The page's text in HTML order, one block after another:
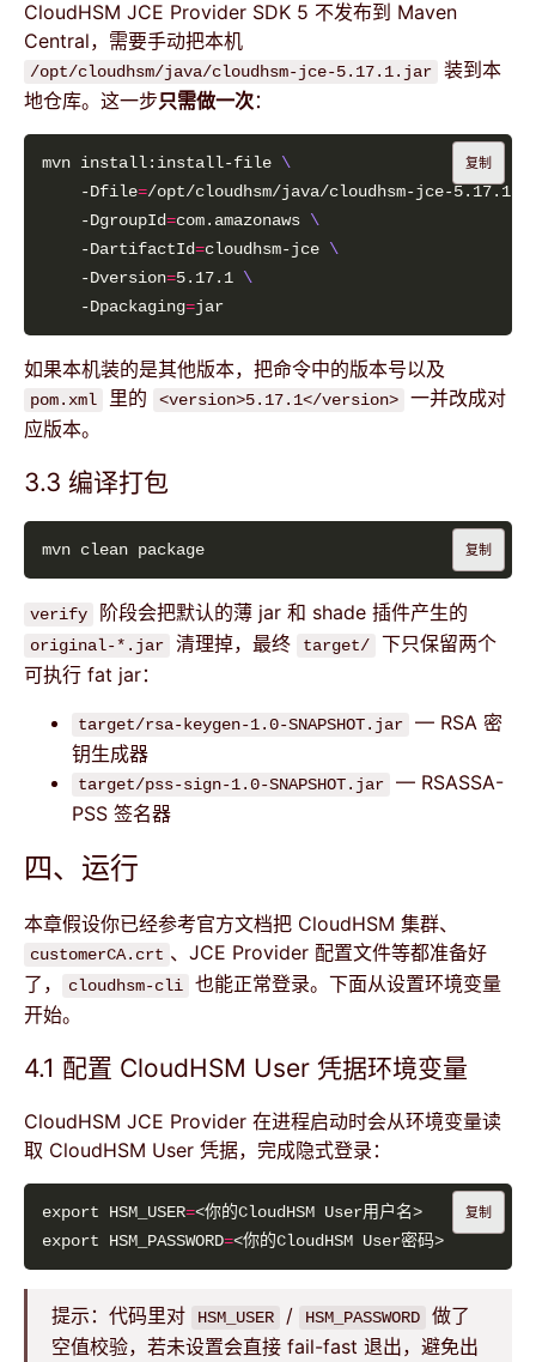
CloudHSM JCE Provider SDK 5 不发布到 Maven
Central，需要手动把本机
/opt/cloudhsm/java/cloudhsm-jce-5.17.1.jar
装到本
地仓库。这一步只需做一次：
mvn install:install-file
    -Dfile
=/opt/cloudhsm/java/cloudhsm-jce-
    -DgroupId
=com.amazonaws
    -DartifactId
=cloudhsm-jce
    -Dversion
=5.17.1
    -Dpackaging
=
复制
如果本机装的是其他版本，把命令中的版本号以及
pom.xml 里的 <version>5.17.1</version>
一并改成对
应版本。
3.3 编译打包
复制
verify 阶段会把默认的薄 jar 和 shade 插件产生的
original-*.jar 清理掉，最终 target/
下只保留两个
可执行 fat jar：
target/rsa-keygen-1.0-SNAPSHOT.jar
— RSA 密
钥生成器
target/pss-sign-1.0-SNAPSHOT.jar
— RSASSA-
PSS 签名器
四、运行
本章假设你已经参考官方文档把 CloudHSM 集群、
customerCA.crt 、JCE Provider 配置文件等都准备好
了，
cloudhsm-cli
也能正常登录。下面从设置环境变量
开始。
4.1 配置 CloudHSM User 凭据环境变量
CloudHSM JCE Provider 在进程启动时会从环境变量读
取 CloudHSM User 凭据，完成隐式登录：
export HSM_USER=
export HSM_PASSWORD=
复制
提示：代码里对 HSM_USER / HSM_PASSWORD
做了
空值校验，若未设置会直接 fail-fast 退出，避免出